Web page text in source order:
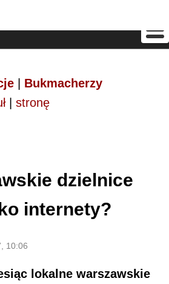
Bukmacherzy
| stronę
dzielnice
internety?
10:06
lokalne warszawskie